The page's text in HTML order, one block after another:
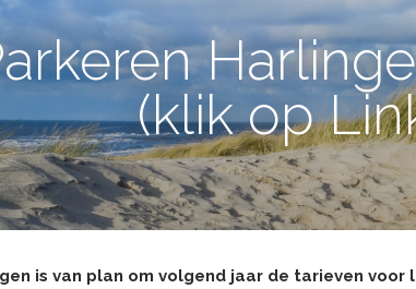
(klik op
is van plan om volgend jaar de tarieven